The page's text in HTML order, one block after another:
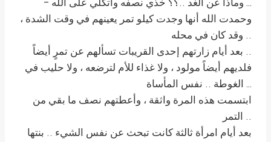
– وماذا عن الغد ..؟؟ خذي نصفه واتكلي على الله …
وحمدت الله أنها وجدت كيلو تمر يعينهم في وقت الشدة ،
وقد كان في محله ..
بعد أيام زارتهم إحدى القريبات تسألهم عن تمرٍ أيضاً ..
فلديهم أيضاً مولود ، ولا غذاء للأم لترضعه ، ولا حليب في
الغوطة .. نفس المأساة …
ابتسمت هذه المرة واثقة ، وأعطتهم نصف ما بقي من
التمر ..
بعد أيام امرأة ثالثة كانت تبحث عن نفس الشيء .. بنتها